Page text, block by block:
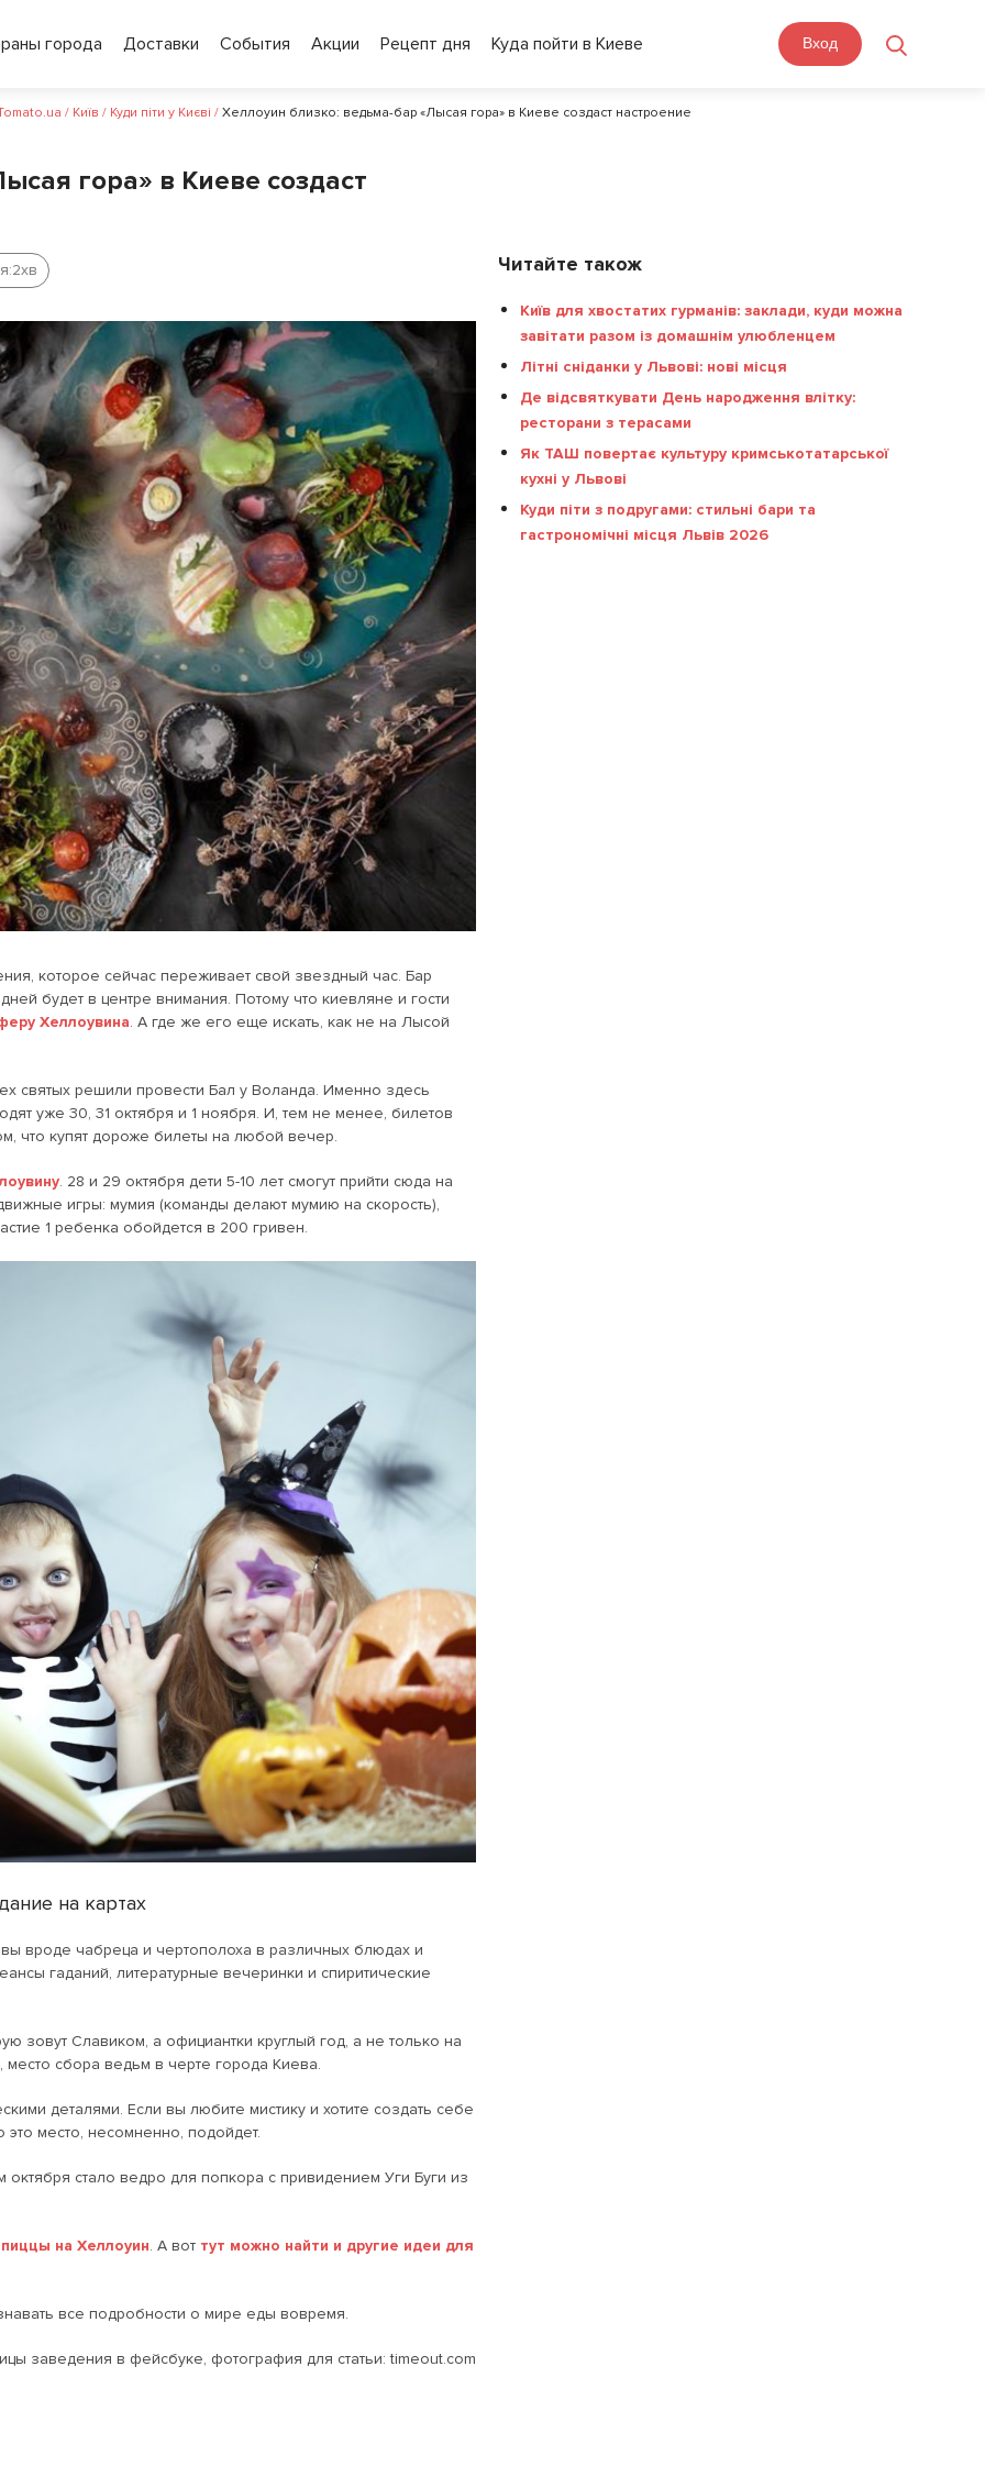
города Доставки События Акции Рецепт дня Куда пойти в Киеве Вход
/ Київ / Куди піти у Києві / Хеллоуин близко: ведьма-бар «Лысая гора» в Киеве создаст настроение
гора» в Киеве создаст
2хв
которое сейчас переживает свой звездный час. Бар
будет в центре внимания. Потому что киевляне и гости
Хеллоувина. А где же его еще искать, как не на Лысой
святых решили провести Бал у Воланда. Именно здесь
уже 30, 31 октября и 1 ноября. И, тем не менее, билетов
что купят дороже билеты на любой вечер.
. 28 и 29 октября дети 5-10 лет смогут прийти сюда на
игры: мумия (команды делают мумию на скорость),
1 ребенка обойдется в 200 гривен.
на картах
вроде чабреца и чертополоха в различных блюдах и
гаданий, литературные вечеринки и спиритические
зовут Славиком, а официантки круглый год, а не только на
место сбора ведьм в черте города Киева.
деталями. Если вы любите мистику и хотите создать себе
место, несомненно, подойдет.
стало ведро для попкора с привидением Уги Буги из
на Хеллоуин. А вот тут можно найти и другие идеи для
все подробности о мире еды вовремя.
заведения в фейсбуке, фотография для статьи: timeout.com
Читайте також
Київ для хвостатих гурманів: заклади, куди можна
завітати разом із домашнім улюбленцем
Літні сніданки у Львові: нові місця
Де відсвяткувати День народження влітку:
ресторани з терасами
Як ТАШ повертає культуру кримськотатарської
кухні у Львові
Куди піти з подругами: стильні бари та
гастрономічні місця Львів 2026